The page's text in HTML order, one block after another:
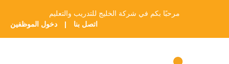
مرحبًا بكم في شركة الخليج للتدريب والتعليم
اتصل بنا
| دخول الموظفين